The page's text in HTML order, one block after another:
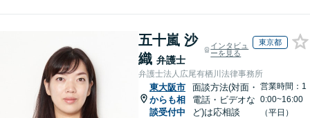
五十嵐 沙
織 弁護士
インタビュ
ーを見る
東京都
弁護士法人広尾有栖川法律事務所
東大阪市
からも相
談受付中
面談方法(対面・
電話・ビデオな
ど)は応相談
営業時間：1
0:00~16:00
（平日）